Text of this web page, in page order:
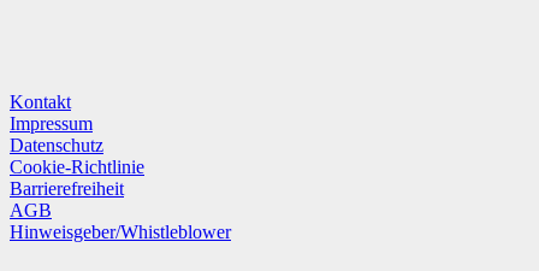
Kontakt
Impressum
Datenschutz
Cookie-Richtlinie
Barrierefreiheit
AGB
Hinweisgeber/Whistleblower